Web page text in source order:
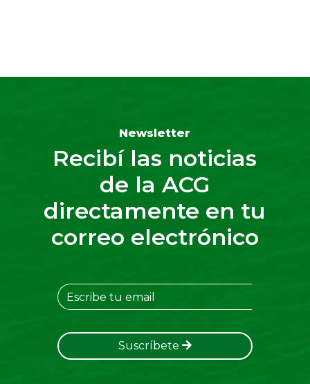
Newsletter
Recibí las noticias
de la ACG
directamente en tu
correo electrónico
Suscríbete